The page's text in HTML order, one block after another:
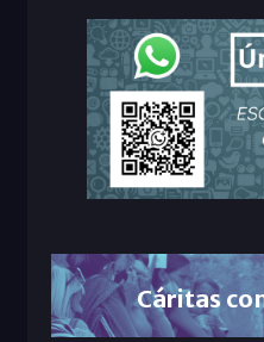
Cáritas